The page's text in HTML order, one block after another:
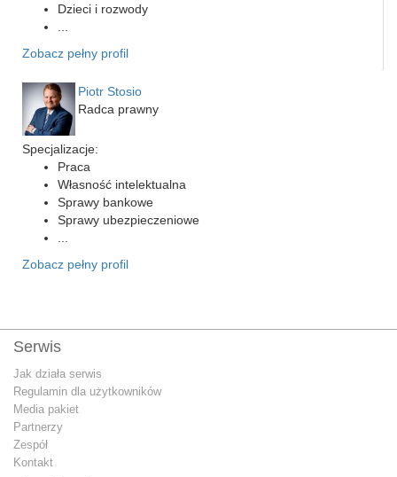
Dzieci i rozwody
Zobacz pełny profil
Piotr Stosio
Radca prawny
Specjalizacje:
Praca
Własność intelektualna
Sprawy bankowe
Sprawy ubezpieczeniowe
Zobacz pełny profil
Serwis
Jak działa serwis
Regulamin dla użytkowników
Media pakiet
Partnerzy
Zespół
Kontakt